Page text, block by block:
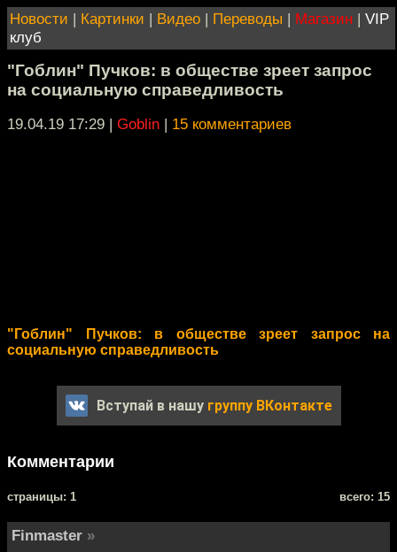
Новости | Картинки | Видео | Переводы | Магазин | VIP
клуб
"Гоблин" Пучков: в обществе зреет запрос
на социальную справедливость
19.04.19 17:29 | Goblin | 15 комментариев
"Гоблин" Пучков: в обществе зреет запрос на
социальную справедливость
Вступай в нашу группу ВКонтакте
Комментарии
cтраницы: 1 всего: 15
Finmaster »